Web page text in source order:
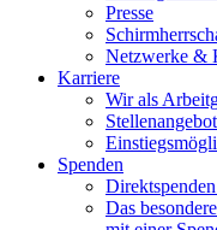
Presse
Netzwerke &
Karriere
Wir als
Spenden
Das